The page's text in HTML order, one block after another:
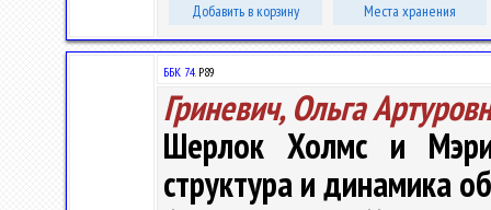
Добавить в корзину Места хранения
ББК 74.Р89
Гриневич, Ольга
Шерлок Холмс и
структура и динамика